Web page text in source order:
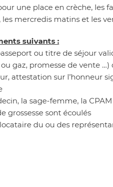
une place en crèche,
mercredis matins et les
suivants :
ou titre de séjour
gaz, promesse de vente …)
attestation sur
la sage-femme, la
grossesse sont écoulés
du ou des